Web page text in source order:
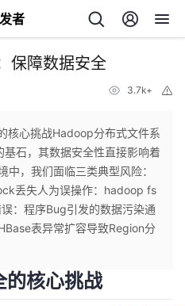
者
保障数据安全
3.7k+
核心挑战Hadoop分布式文件系
石，其数据安全性直接影响着
，我们面临三类典型风险：
丢失人为误操作：hadoop fs
：程序Bug引发的数据污染通
表异常扩容导致Region分
的核心挑战